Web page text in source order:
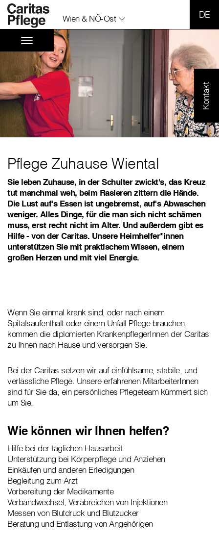
Wien & NÖ-Ost
Kontakt
Pflege Zuhause Wiental
Sie leben Zuhause, in der Schulter zwickt's, das Kreuz
tut manchmal weh, beim Rasieren zittern die Hände.
Die Lust auf's Essen ist ungebremst, auf's Abwaschen
weniger. Alles Dinge, für die man sich nicht schämen
muss, erst recht nicht im Alter. Und außerdem gibt es
Hilfe - von der Caritas. Unsere Heimhelfer*innen
unterstützen Sie mit praktischem Wissen, einem
großen Herzen und mit viel Energie.
Wenn Sie einmal krank sind, oder nach einem
Spitalsaufenthalt oder einem Unfall Pflege brauchen,
kommen die diplomierten KrankenpflegerInnen der Caritas
zu Ihnen nach Hause und versorgen Sie.
Bei der Caritas setzen wir auf einfühlsame, stabile, und
verlässliche Pflege. Unsere erfahrenen MitarbeiterInnen
sind für Sie da, ein persönliches Pflegeteam kümmert sich
um Sie.
Wie können wir Ihnen helfen?
Hilfe bei der täglichen Hausarbeit
Unterstützung bei Körperpflege und Anziehen
Einkäufen und anderen Erledigungen
Begleitung zum Arzt
Vorbereitung der Medikamente
Verbandwechsel, Verabreichen von Injektionen
Messen von Blutdruck und Blutzucker
Beratung und Entlastung von Angehörigen